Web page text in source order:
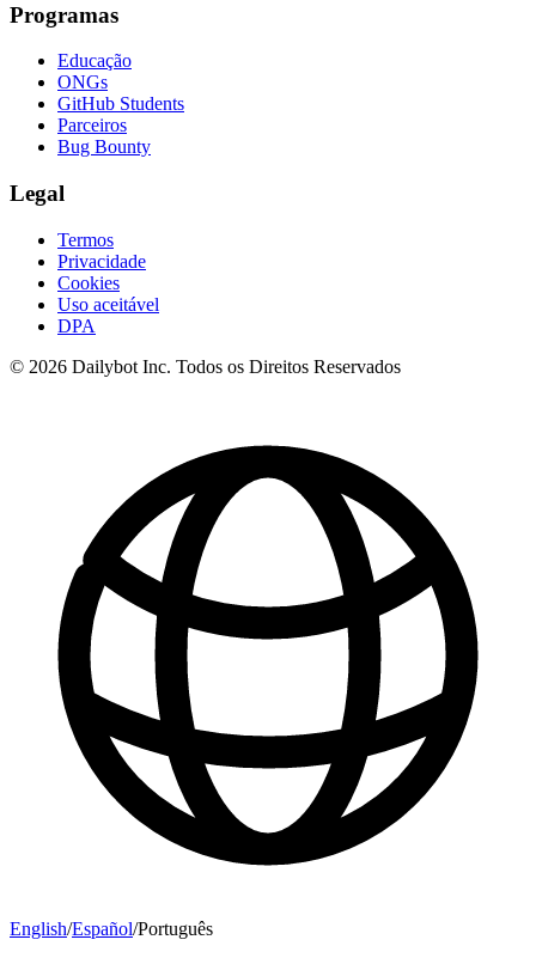
Programas
Educação
ONGs
GitHub Students
Parceiros
Bug Bounty
Legal
Termos
Privacidade
Cookies
Uso aceitável
DPA
© 2026 Dailybot Inc. Todos os Direitos Reservados
English/Español/Português